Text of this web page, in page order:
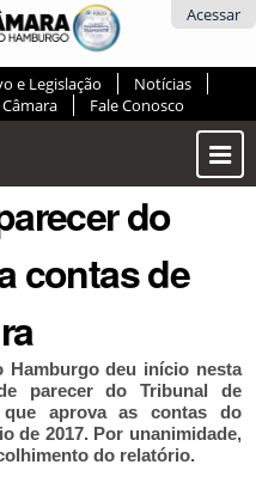
Acessar
e Legislação
Notícias
Câmara Fale Conosco
ou
do
contas de
Hamburgo deu início nesta
parecer do Tribunal de
aprova as contas do
de 2017. Por unanimidade,
do relatório.